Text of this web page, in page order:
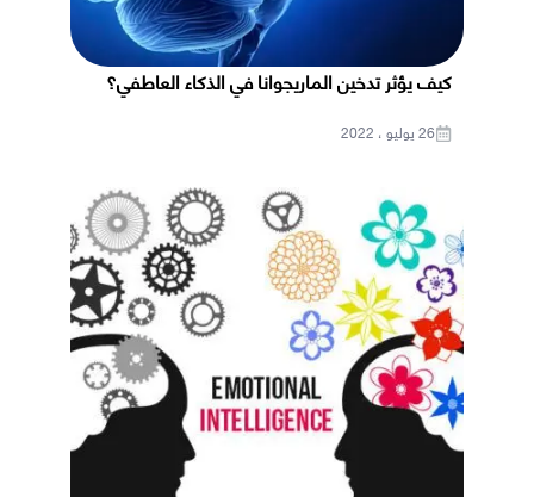
كيف يؤثر تدخين الماريجوانا في الذكاء العاطفي؟
26 يوليو ، 2022